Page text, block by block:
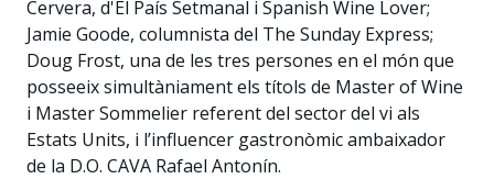
Cervera, d'El País Setmanal i Spanish Wine Lover;
Jamie Goode, columnista del The Sunday Express;
Doug Frost, una de les tres persones en el món que
posseeix simultàniament els títols de Master of Wine
i Master Sommelier referent del sector del vi als
Estats Units, i l’influencer gastronòmic ambaixador
de la D.O. CAVA Rafael Antonín.